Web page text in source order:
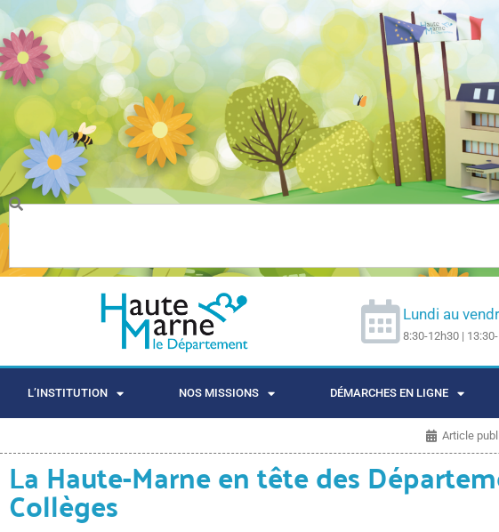
Lundi au
8:30-12h30 |
L’INSTITUTION NOS MISSIONS DÉMARCHES EN LIGNE
Article
La Haute-Marne en tête des
Collèges